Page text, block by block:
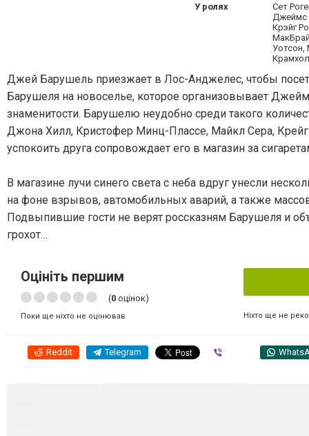
У ролях
Сет
Джеймс
Крэйг
Уотсон,
Джей Барушель приезжает в Лос-Анджелес, чтобы
Барушеля на новоселье, которое организовывает
знаменитости. Барушелю неудобно среди такого
Джона Хилл, Кристофер Минц-Плассе, Майкл Сера,
успокоить друга сопровождает его в магазин за
В магазине лучи синего света с неба вдруг унесли
на фоне взрывов, автомобильных аварий, а также
Подвыпившие гости не верят россказням Барушеля и
грохот…
Оцініть першим
(0 оцінок)
Поки ще ніхто не оцінював Ніхто ще не
Reddit Telegram